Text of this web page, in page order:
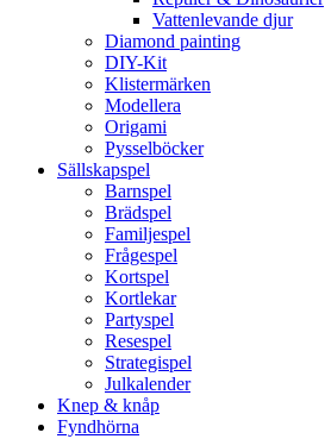
Vattenlevande djur
Diamond painting
DIY-Kit
Klistermärken
Modellera
Origami
Pysselböcker
Sällskapspel
Barnspel
Brädspel
Familjespel
Frågespel
Kortspel
Kortlekar
Partyspel
Resespel
Strategispel
Julkalender
Knep & knåp
Fyndhörna